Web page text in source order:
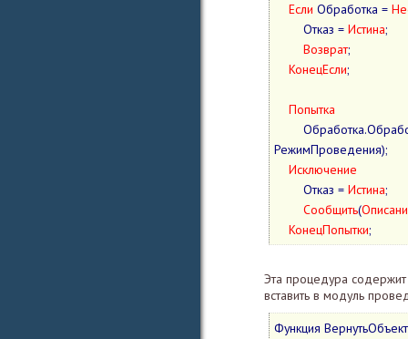
Если Обработка =
        Отказ =
Истина;
Возврат;
КонецЕсли;
Попытка
РежимПроведения);
Исключение
        Отказ =
Истина;
Сообщить(
КонецПопытки;
Эта процедура
вставить в модуль
Функция